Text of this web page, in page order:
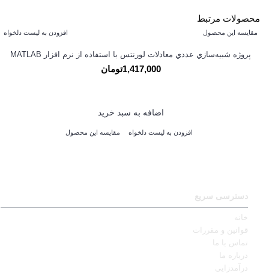
محصولات مرتبط
افزودن به لیست دلخواه مقایسه این محصول
پروژه شبيه‌سازي عددي معادلات لورنتس با استفاده از نرم افزار MATLAB
1,417,000تومان
اضافه به سبد خرید
افزودن به لیست دلخواه مقایسه این محصول
دسترسی سریع
خانه
قوانین و مقررات
تماس با ما
درباره ما
درآمدزایی